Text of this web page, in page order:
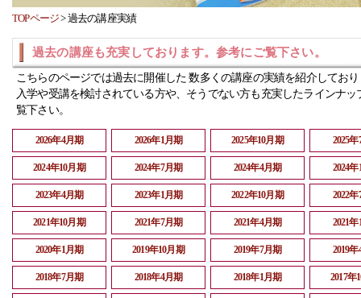
TOPページ>過去の講座実績
過去の講座も充実しております。参考にご覧下さい。
こちらのページでは過去に開催した 数多くの講座の実績を紹介してお
入学や受講を検討されている方や、そうでない方も充実したラインナッ
覧下さい。
2026年4月期 2026年1月期 2025年10月期 2025
2024年10月期 2024年7月期 2024年4月期 2024
2023年4月期 2023年1月期 2022年10月期 2022
2021年10月期 2021年7月期 2021年4月期 2021
2020年1月期 2019年10月期 2019年7月期 2019
2018年7月期 2018年4月期 2018年1月期 2017年